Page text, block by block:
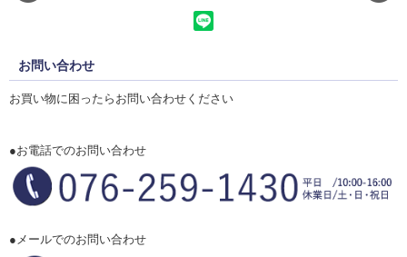
お問い合わせ
お買い物に困ったらお問い合わせください
●お電話でのお問い合わせ
●メールでのお問い合わせ